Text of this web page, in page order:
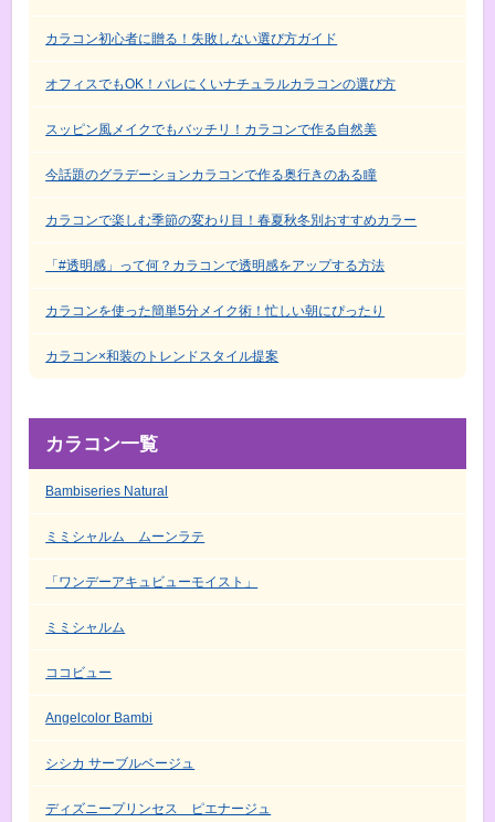
カラコン初心者に贈る！失敗しない選び方ガイド
オフィスでもOK！バレにくいナチュラルカラコンの選び方
スッピン風メイクでもバッチリ！カラコンで作る自然美
今話題のグラデーションカラコンで作る奥行きのある瞳
カラコンで楽しむ季節の変わり目！春夏秋冬別おすすめカラー
「#透明感」って何？カラコンで透明感をアップする方法
カラコンを使った簡単5分メイク術！忙しい朝にぴったり
カラコン×和装のトレンドスタイル提案
カラコン一覧
Bambiseries Natural
ミミシャルム ムーンラテ
「ワンデーアキュビューモイスト」
ミミシャルム
ココビュー
Angelcolor Bambi
シシカ サーブルベージュ
ディズニープリンセス ピエナージュ